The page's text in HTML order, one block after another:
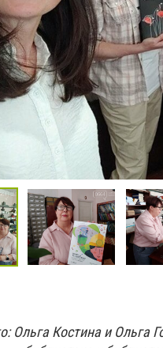
Ольга Костина и Ольга